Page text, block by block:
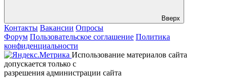
Вверх
Контакты Вакансии Опросы
Форум Пользовательское соглашение Политика
конфиденциальности
Использование материалов сайта
допускается только с
разрешения администрации сайта